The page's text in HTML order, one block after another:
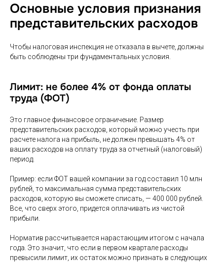
Основные условия признания
представительских расходов
Чтобы налоговая инспекция не отказала в вычете, должны
быть соблюдены три фундаментальных условия.
Лимит: не более 4% от фонда оплаты
труда (ФОТ)
Это главное финансовое ограничение. Размер
представительских расходов, который можно учесть при
расчете налога на прибыль, не должен превышать 4% от
ваших расходов на оплату труда за отчетный (налоговый)
период.
Пример: если ФОТ вашей компании за год составил 10 млн
рублей, то максимальная сумма представительских
расходов, которую вы сможете списать, — 400 000 рублей.
Все, что сверх этого, придется оплачивать из чистой
прибыли.
Норматив рассчитывается нарастающим итогом с начала
года. Это значит, что если в первом квартале расходы
превысили лимит, их остаток можно признать в следующих